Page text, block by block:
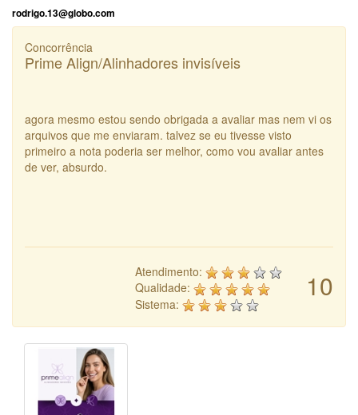
rodrigo.13@globo.com
Concorrência
Prime Align/Alinhadores invisíveis
agora mesmo estou sendo obrigada a avaliar mas nem vi os
arquivos que me enviaram. talvez se eu tivesse visto
primeiro a nota poderia ser melhor, como vou avaliar antes
de ver, absurdo.
10
Atendimento:
Qualidade:
Sistema: